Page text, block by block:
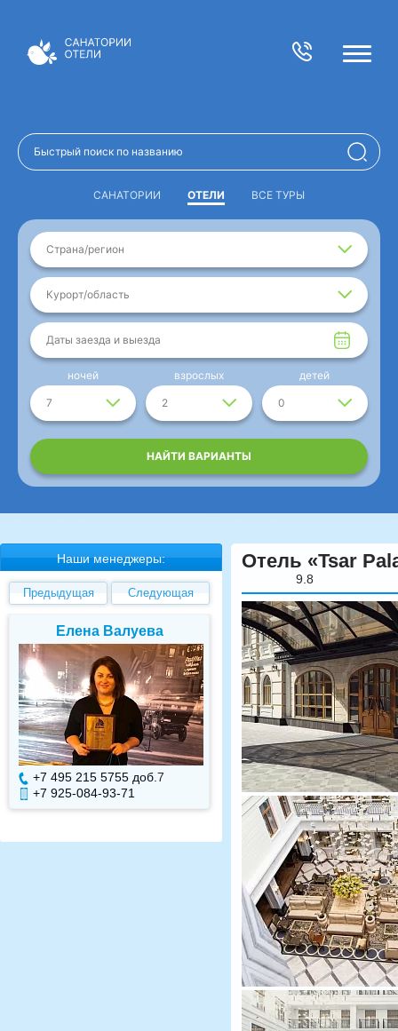
САНАТОРИИ ОТЕЛИ ВСЕ ТУРЫ
Страна/регион
Курорт/область
Даты заезда и выезда
7
ночей
2
взрослых
0
детей
НАЙТИ ВАРИАНТЫ
Наши менеджеры:
Предыдущая Следующая
Елена Валуева
+7 495 215 5755 доб. 7
+7 925-084-93-71
Светлана
+7 495 215 5755 доб.
+7 925-084-93-70
Отель «Tsar
9.8